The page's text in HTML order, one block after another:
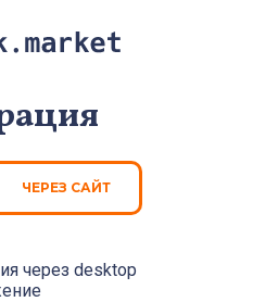
ЧЕРЕЗ САЙТ
через desktop